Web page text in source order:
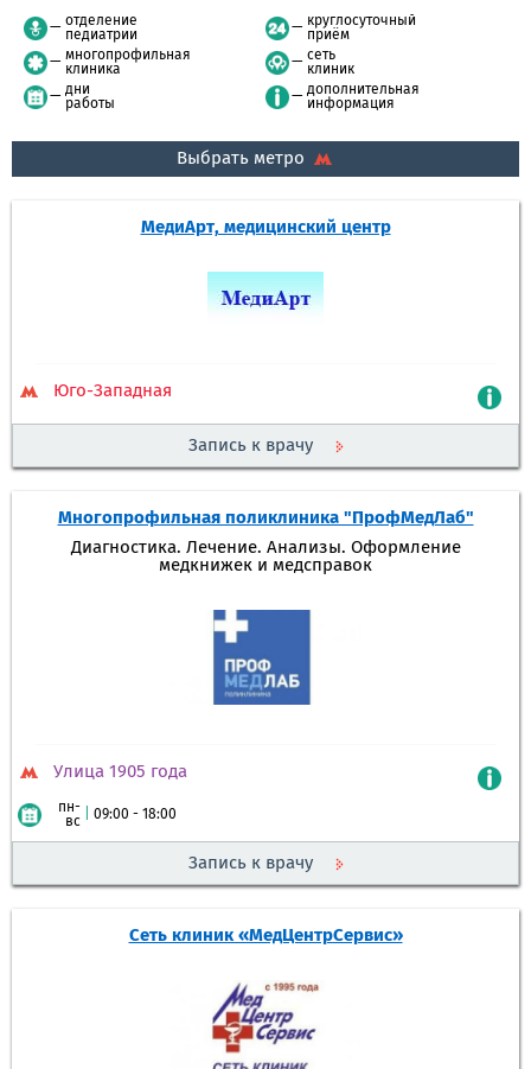
отделение
педиатрии
многопрофильная
клиника
дни
работы
круглосуточный
приём
сеть
клиник
дополнительная
информация
Выбрать метро
МедиАрт, медицинский центр
Юго-Западная
Запись к врачу
Многопрофильная поликлиника "ПрофМедЛаб"
Диагностика. Лечение. Анализы. Оформление
медкнижек и медсправок
Улица 1905 года
пн-
вс
09:00 - 18:00
Запись к врачу
Сеть клиник «МедЦентрСервис»